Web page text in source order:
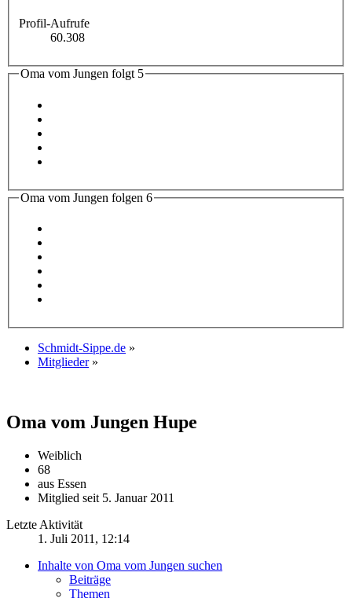
Profil-Aufrufe
60.308
Oma vom Jungen folgt 5
Oma vom Jungen folgen 6
Schmidt-Sippe.de »
Mitglieder »
Oma vom Jungen Hupe
Weiblich
68
aus Essen
Mitglied seit 5. Januar 2011
Letzte Aktivität
1. Juli 2011, 12:14
Inhalte von Oma vom Jungen suchen
Beiträge
Themen